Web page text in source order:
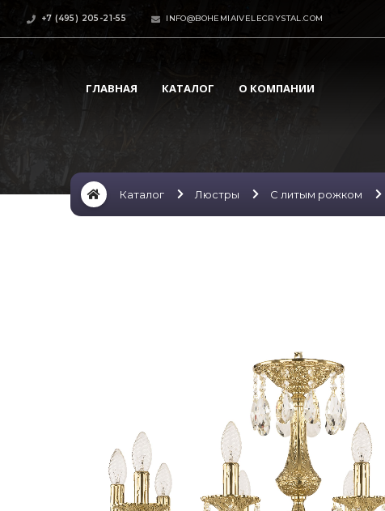
+7 (495) 205-21-55 INFO@BOHEMIAIVELECRYSTAL.COM
ГЛАВНАЯ КАТАЛОГ О КОМПАНИИ
Каталог Люстры С литым рожком